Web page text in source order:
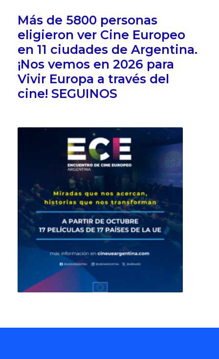
Más de 5800 personas
eligieron ver Cine Europeo
en 11 ciudades de Argentina.
¡Nos vemos en 2026 para
Vivir Europa a través del
cine! SEGUINOS